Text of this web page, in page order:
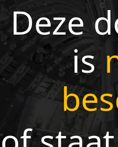
Deze
is